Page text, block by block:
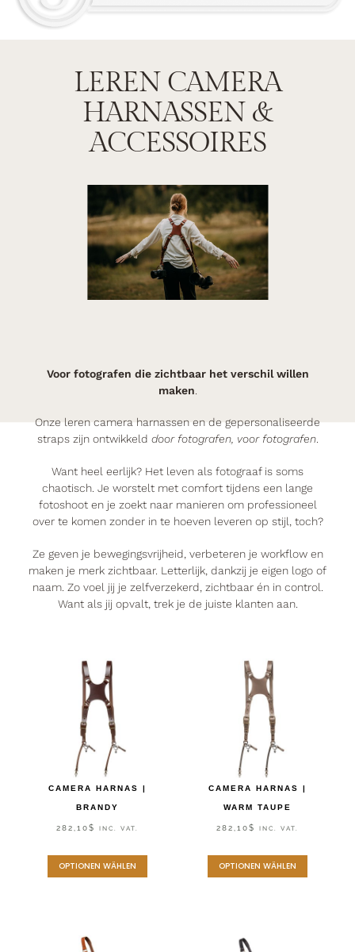
LEREN CAMERA
HARNASSEN &
ACCESSOIRES
Voor fotografen die zichtbaar het verschil willen
maken
Onze leren camera harnassen en de gepersonaliseerde
straps zijn ontwikkeld door fotografen, voor fotografen.
Want heel eerlijk? Het leven als fotograaf is soms
chaotisch. Je worstelt met comfort tijdens een lange
fotoshoot en je zoekt naar manieren om professioneel
over te komen zonder in te hoeven leveren op stijl, toch?
Ze geven je bewegingsvrijheid, verbeteren je workflow en
maken je merk zichtbaar. Letterlijk, dankzij je eigen logo of
naam. Zo voel jij je zelfverzekerd, zichtbaar én in control.
Want als jij opvalt, trek je de juiste klanten aan.
CAMERA HARNAS |
BRANDY
282,10$ INC. VAT.
OPTIONEN WÄHLEN
CAMERA HARNAS |
WARM TAUPE
282,10$ INC. VAT.
OPTIONEN WÄHLEN